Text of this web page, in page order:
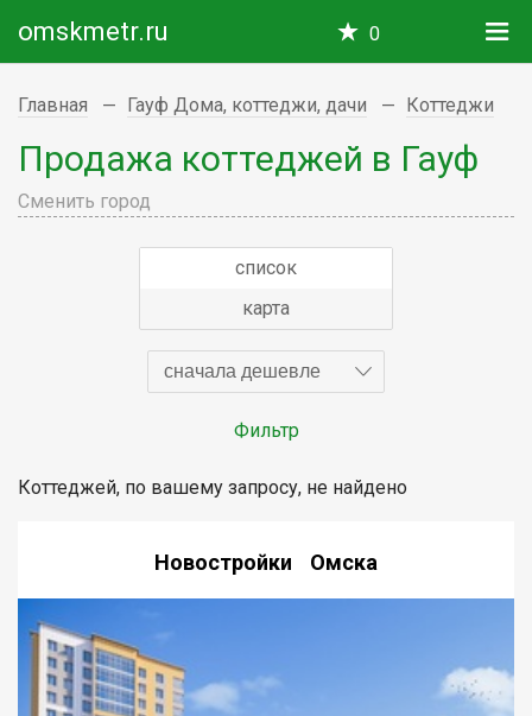
omskmetr.ru 0
Главная Гауф Дома, коттеджи, дачи Коттеджи
Продажа коттеджей в Гауф
Сменить город
список
карта
сначала дешевле
Фильтр
Коттеджей, по вашему запросу, не найдено
Новостройки Омска